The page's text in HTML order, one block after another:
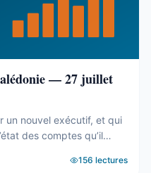
— 27 juillet
un nouvel exécutif, et qui
des comptes qu’il
coincent C’est fait. Le
156 lectures